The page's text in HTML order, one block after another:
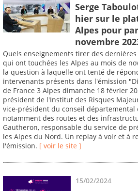
Serge
hier sur le
Alpes pour
novembre
Quels enseignements tirer des
qui ont touchées les Alpes au mois de
la question à laquelle ont tenté de
intervenants présents dans l'émission
de France 3 Alpes dimanche 18 février
président de l'Institut des Risques
vice-président du conseil départemental
notamment des routes et des
Gautheron, responsable du service de
les Alpes du Nord. Un replay à voir et à
l'émission. [ voir le site ]
15/02/2024